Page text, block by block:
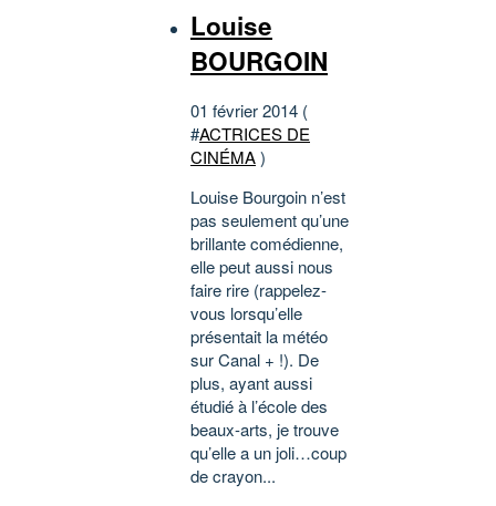
Louise
BOURGOIN
01 février 2014 (
#ACTRICES DE
CINÉMA)
Louise Bourgoin n’est
pas seulement qu’une
brillante comédienne,
elle peut aussi nous
faire rire (rappelez-
vous lorsqu’elle
présentait la météo
sur Canal + !). De
plus, ayant aussi
étudié à l’école des
beaux-arts, je trouve
qu’elle a un joli…coup
de crayon...